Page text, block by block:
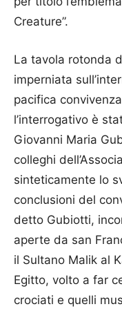
Creature”.
La tavola rotonda
imperniata
pacifica
l’interrogativo è
Giovanni Maria
colleghi
sinteticamente lo
conclusioni del
detto Gubiotti,
aperte da san
il Sultano Malik al
Egitto, volto a far
crociati e quelli